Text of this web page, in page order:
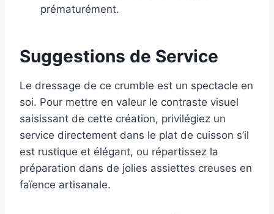
prématurément.
Suggestions de Service
Le dressage de ce crumble est un spectacle en
soi. Pour mettre en valeur le contraste visuel
saisissant de cette création, privilégiez un
service directement dans le plat de cuisson s’il
est rustique et élégant, ou répartissez la
préparation dans de jolies assiettes creuses en
faïence artisanale.